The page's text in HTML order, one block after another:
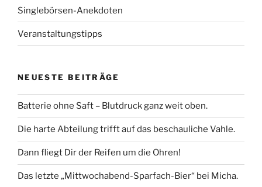
Singlebörsen-Anekdoten
Veranstaltungstipps
NEUESTE BEITRÄGE
Batterie ohne Saft – Blutdruck ganz weit oben.
Die harte Abteilung trifft auf das beschauliche Vahle.
Dann fliegt Dir der Reifen um die Ohren!
Das letzte „Mittwochabend-Sparfach-Bier“ bei Micha.